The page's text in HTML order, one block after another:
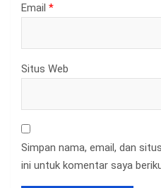
Email *
Situs Web
Simpan nama, email, dan
ini untuk komentar saya